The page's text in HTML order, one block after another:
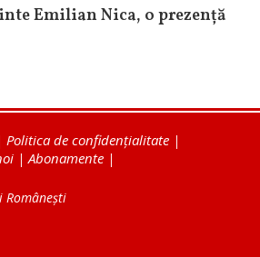
Emilian Nica, o prezență
Politica de confidențialitate |
|Abonamente |
Românești